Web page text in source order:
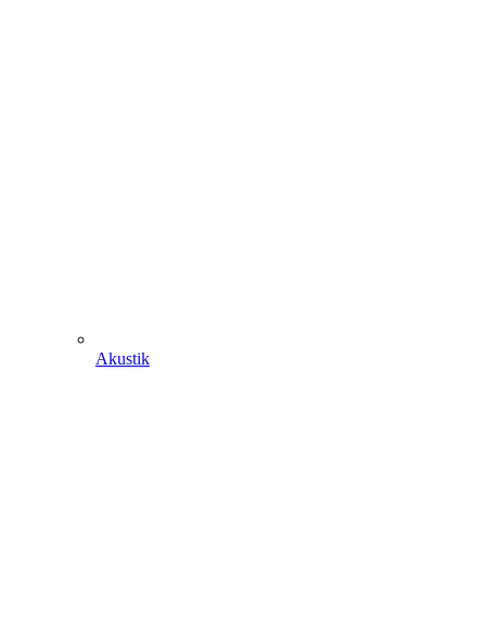
Akustik